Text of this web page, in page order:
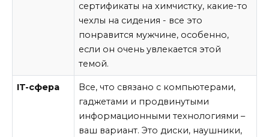
сертификаты на химчистку, какие-то
чехлы на сидения - все это
понравится мужчине, особенно,
если он очень увлекается этой
темой.
IT-сфера
Все, что связано с компьютерами,
гаджетами и продвинутыми
информационными технологиями –
ваш вариант. Это диски, наушники,